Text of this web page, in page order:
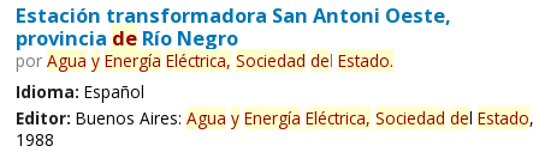
Estación transformadora San Antoni Oeste,
provincia deRío Negro
por Agua y Energía Eléctrica, Sociedad del Estado.
Idioma: Español
Editor: Buenos Aires: Agua y Energía Eléctrica, Sociedad del Estado,
1988